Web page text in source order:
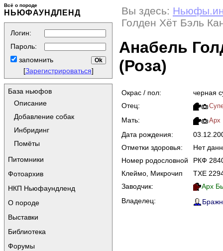
Всё о породе
НЬЮФАУНДЛЕНД
Логин:
Пароль:
запомнить
[Зарегистрироваться]
База ньюфов
Описание
Добавление собак
Инбридинг
Помёты
Питомники
Фотоархив
НКП Ньюфаундленд
О породе
Выставки
Библиотека
Форумы
Вы здесь:
Голден Хёт Бэль
Анабель
(Роза)
Окрас / пол:
черная
Отец:
Мать: Арх
Дата рождения:
Отметки здоровья:
Нет
Номер родословной
РКФ
Клеймо, Микрочип
TXE
Заводчик:
Арх
Владелец: